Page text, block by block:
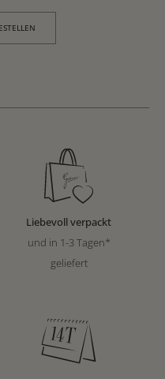
Liebevoll verpackt
und in 1-3 Tagen*
geliefert